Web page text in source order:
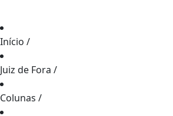
Início /
Juiz de Fora /
Colunas /